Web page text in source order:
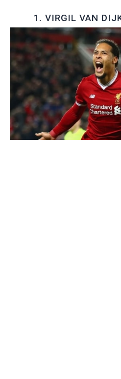
1. VIRGIL VAN